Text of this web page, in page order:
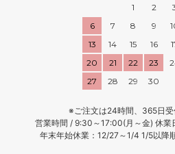
1
2
6
7 8 9
13
14 15 16
20
21 22 23
27
28 29 30
※ご注文は24時間、365日受
営業時間 / 9:30～17:00(月～金) 休業
年末年始休業：12/27～1/4 1/5以降